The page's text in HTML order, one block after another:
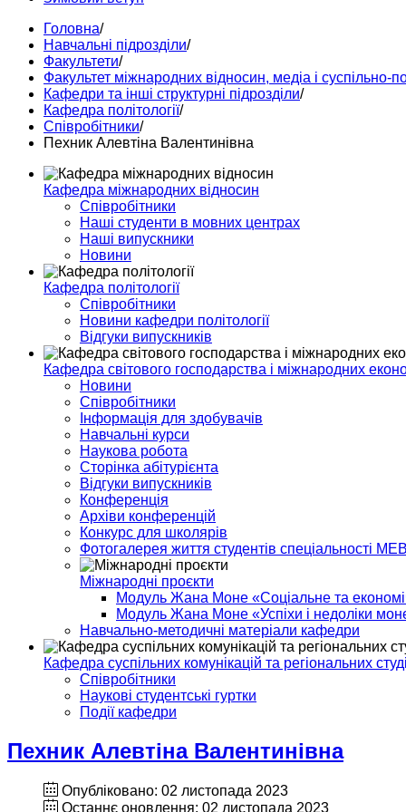
Головна/
Навчальні підрозділи/
Факультети/
Факультет міжнародних відносин, медіа і суспільно-
Кафедри та інші структурні підрозділи/
Кафедра політології/
Співробітники/
Пехник Алевтіна Валентинівна
Кафедра міжнародних відносин
Співробітники
Наші студенти в мовних центрах
Наші випускники
Новини
Кафедра політології
Співробітники
Новини кафедри політології
Відгуки випускників
Кафедра світового господарства і міжнародних
Новини
Співробітники
Інформація для здобувачів
Навчальні курси
Наукова робота
Сторінка абітурієнта
Відгуки випускників
Конференція
Архіви конференцій
Конкурс для школярів
Фотогалерея життя студентів спеціальності
Міжнародні проєкти
Модуль Жана Моне «Соціальне та
Модуль Жана Моне «Успіхи і недоліки
Навчально-методичні матеріали кафедри
Кафедра суспільних комунікацій та регіональних
Співробітники
Наукові студентські гуртки
Події кафедри
Пехник Алевтіна Валентинівна
Опубліковано: 02 листопада 2023
Останнє оновлення: 02 листопада 2023